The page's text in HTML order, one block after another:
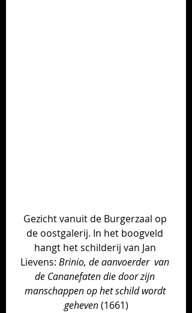
Gezicht vanuit de Burgerzaal op
de oostgalerij. In het boogveld
hangt het schilderij van Jan
Lievens: Brinio, de aanvoerder  van
de Cananefaten die door zijn
manschappen op het schild wordt
geheven (1661)